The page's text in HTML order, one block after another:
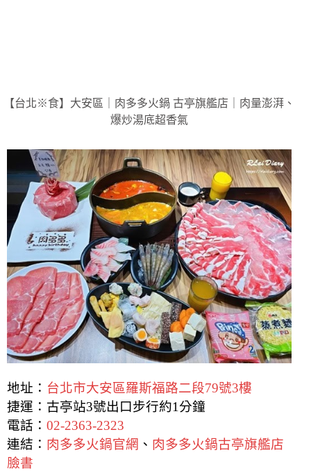
【台北※食】大安區｜肉多多火鍋 古亭旗艦店｜肉量澎湃、
爆炒湯底超香氣
地址： 台北市大安區羅斯福路二段79號3樓
捷運：古亭站3號出口步行約1分鐘
電話： 02-2363-2323
連結： 肉多多火鍋官網 、 肉多多火鍋古亭旗艦店
臉書